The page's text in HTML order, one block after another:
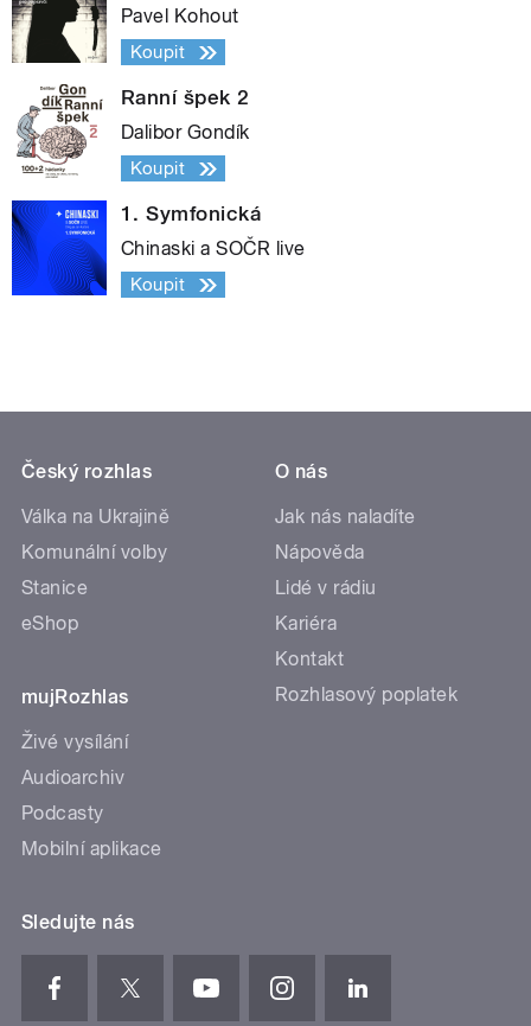
Pavel Kohout
Koupit
Ranní špek 2
Dalibor Gondík
Koupit
1. Symfonická
Chinaski a SOČR live
Koupit
Český rozhlas
Válka na Ukrajině
Komunální volby
Stanice
eShop
mujRozhlas
Živé vysílání
Audioarchiv
Podcasty
Mobilní aplikace
O nás
Jak nás naladíte
Nápověda
Lidé v rádiu
Kariéra
Kontakt
Rozhlasový poplatek
Sledujte nás